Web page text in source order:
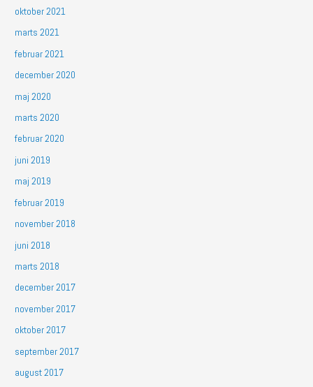
oktober 2021
marts 2021
februar 2021
december 2020
maj 2020
marts 2020
februar 2020
juni 2019
maj 2019
februar 2019
november 2018
juni 2018
marts 2018
december 2017
november 2017
oktober 2017
september 2017
august 2017